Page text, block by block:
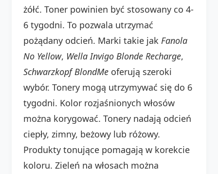
żółć. Toner powinien być stosowany co 4-
6 tygodni. To pozwala utrzymać
pożądany odcień. Marki takie jak Fanola
No Yellow, Wella Invigo Blonde Recharge,
Schwarzkopf BlondMe oferują szeroki
wybór. Tonery mogą utrzymywać się do 6
tygodni. Kolor rozjaśnionych włosów
można korygować. Tonery nadają odcień
ciepły, zimny, beżowy lub różowy.
Produkty tonujące pomagają w korekcie
koloru. Zieleń na włosach można